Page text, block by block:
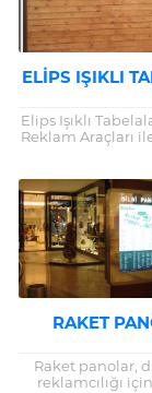
ELIPS IŞIKLI
Elips Işıklı
Reklam Araçları
çözümler,
rekabetçi
RAKET
Raket panolar,
reklamcılığı